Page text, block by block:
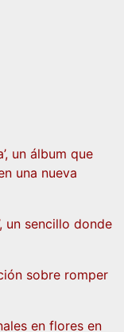
un álbum que
una nueva
un sencillo donde
sobre romper
en flores en